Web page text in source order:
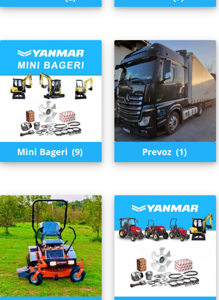
Mini Bageri (9) Prevoz (1)